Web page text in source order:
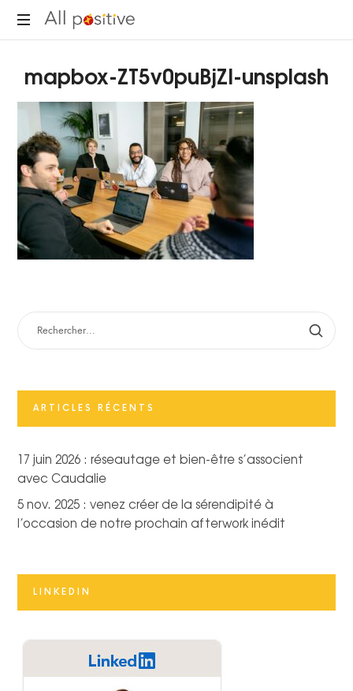
All
pour
se
réinventer."
mapbox-ZT5v0puBjZI-unsplash
RECHERCHER :
ARTICLES RÉCENTS
17 juin 2026 : réseautage et bien-être s’associent
avec Caudalie
5 nov. 2025 : venez créer de la sérendipité à
l’occasion de notre prochain afterwork inédit
LINKEDIN